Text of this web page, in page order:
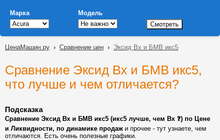
Марка Модель
ЦенаМашин.ру › Сравнение цен › Эксид Вх и БМВ икс5
Сравнение Эксид Вх и БМВ икс5,
что лучше и чем отличается?
Подсказка
Сравнение Эксид Вх и БМВ икс5 (икс5 лучше, чем Вх ❓) по Цене
и Ликвидности, по динамике продажи прочее - тут узнаете, чем
отличаются. Есть очень полезные графики.